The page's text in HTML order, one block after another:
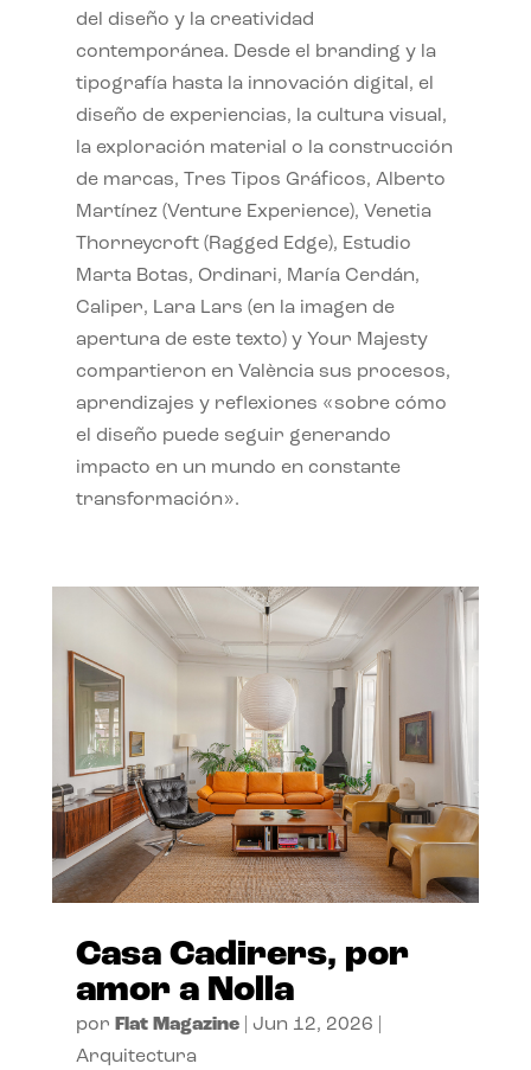
del diseño y la creatividad
contemporánea. Desde el branding y la
tipografía hasta la innovación digital, el
diseño de experiencias, la cultura visual,
la exploración material o la construcción
de marcas, Tres Tipos Gráficos, Alberto
Martínez (Venture Experience), Venetia
Thorneycroft (Ragged Edge), Estudio
Marta Botas, Ordinari, María Cerdán,
Caliper, Lara Lars (en la imagen de
apertura de este texto) y Your Majesty
compartieron en València sus procesos,
aprendizajes y reflexiones «sobre cómo
el diseño puede seguir generando
impacto en un mundo en constante
transformación».
Casa Cadirers, por
amor a Nolla
por Flat Magazine| Jun 12, 2026
Arquitectura